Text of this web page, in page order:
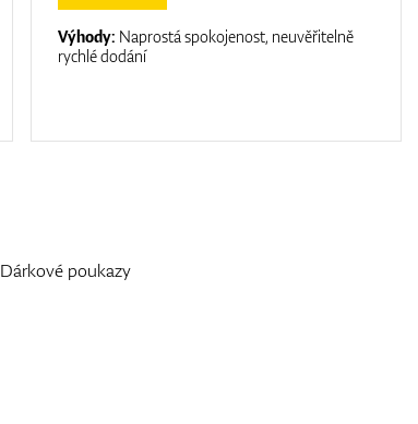
Výhody: Naprostá spokojenost, neuvěřitelně
rychlé dodání
Dárkové poukazy